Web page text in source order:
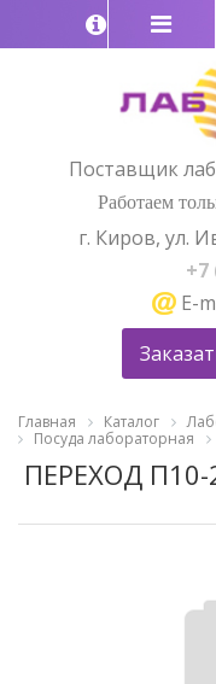
Поставщик
Работаем
г. Киров, ул.
+7
E-
Главная Каталог
Посуда лабораторная
ПЕРЕХОД П10-